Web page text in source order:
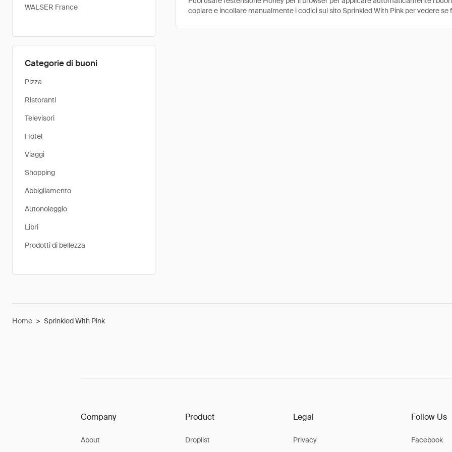
WALSER France
Categorie di buoni
Pizza
Ristoranti
Televisori
Hotel
Viaggi
Shopping
Abbigliamento
Autonoleggio
Libri
Prodotti di bellezza
copiare e incollare manualmente i codici sul sito Sprinkled With Pink per vedere se
Home > Sprinkled With Pink
Company
About
Product
Droplist
Legal
Privacy
Follow Us
Facebook